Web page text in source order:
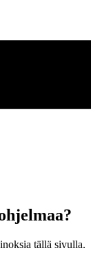
tällä sivulla.